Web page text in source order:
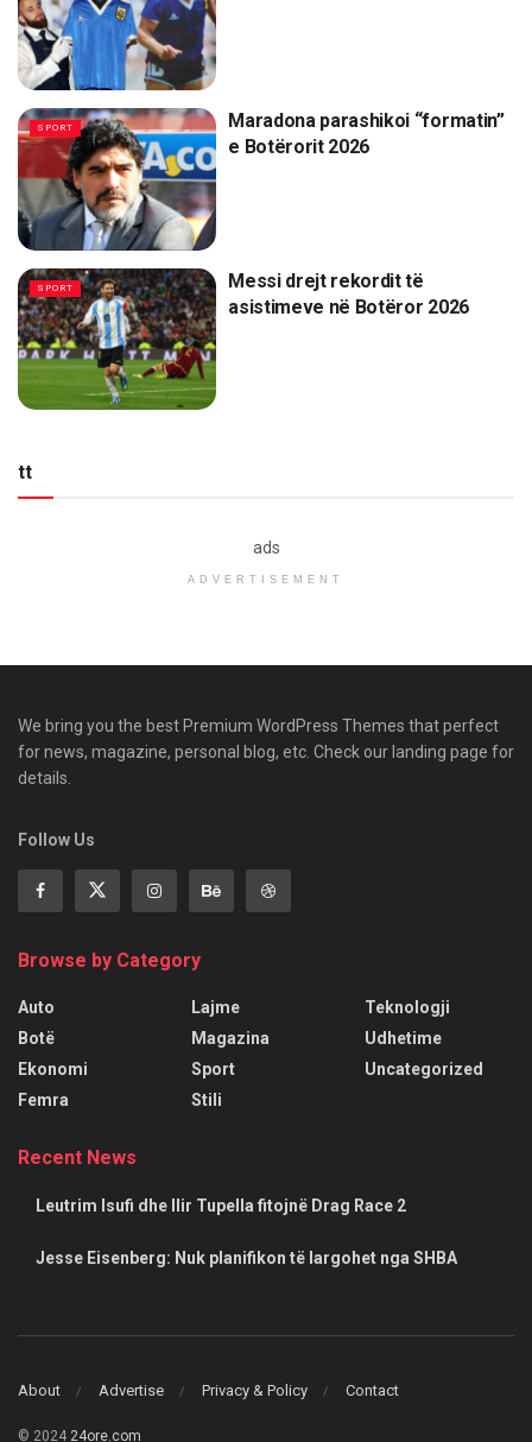
SPORT
Maradona parashikoi “formatin”
e Botërorit 2026
SPORT
Messi drejt rekordit të
asistimeve në Botëror 2026
tt
ads
ADVERTISEMENT
We bring you the best Premium WordPress Themes that perfect
for news, magazine, personal blog, etc. Check our landing page for
details.
Follow Us
Browse by Category
Auto
Botë
Ekonomi
Femra
Lajme
Magazina
Sport
Stili
Teknologji
Udhetime
Uncategorized
Recent News
Leutrim Isufi dhe Ilir Tupella fitojnë Drag Race 2
Jesse Eisenberg: Nuk planifikon të largohet nga SHBA
About Advertise Privacy & Policy Contact
© 2024 24ore.com